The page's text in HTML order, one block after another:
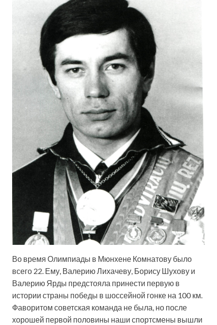
Во время Олимпиады в Мюнхене Комнатову было
всего 22. Ему, Валерию Лихачеву, Борису Шухову и
Валерию Ярды предстояла принести первую в
истории страны победы в шоссейной гонке на 100 км.
Фаворитом советская команда не была, но после
хорошей первой половины наши спортсмены вышли